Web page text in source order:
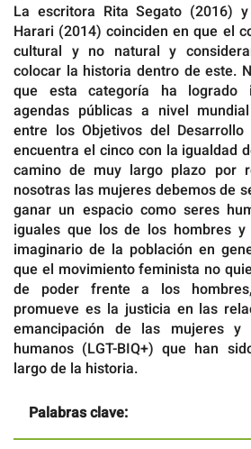
La escritora Rita Segato (2016)
Harari (2014) coinciden en que el
cultural y no natural y
colocar la historia dentro de este.
que esta categoría ha logrado
agendas públicas a nivel
entre los Objetivos del Desarrollo
encuentra el cinco con la igualdad
camino de muy largo plazo por
nosotras las mujeres debemos de
ganar un espacio como seres
iguales que los de los hombres
imaginario de la población en
que el movimiento feminista no
de poder frente a los
promueve es la justicia en las
emancipación de las mujeres
humanos (LGT-BIQ+) que han
largo de la historia.
Palabras clave: